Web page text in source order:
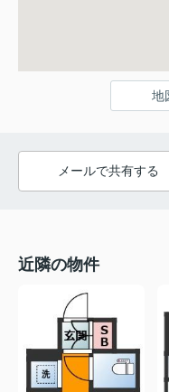
地
メールで共有する
近隣の物件